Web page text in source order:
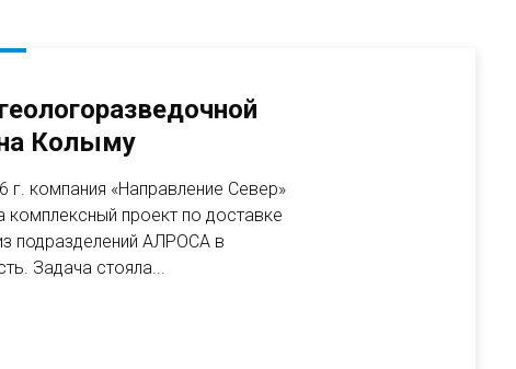
Колыму
г. компания «Направление Север»
проект по доставке
подразделений АЛРОСА в
Задача стояла...